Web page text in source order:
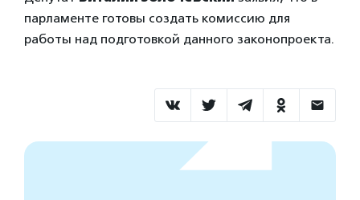
парламенте готовы создать комиссию для
работы над подготовкой данного законопроекта.